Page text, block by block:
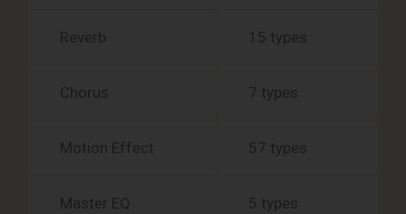
Reverb 15 types
Chorus 7 types
Motion Effect 57 types
Master EQ 5 types